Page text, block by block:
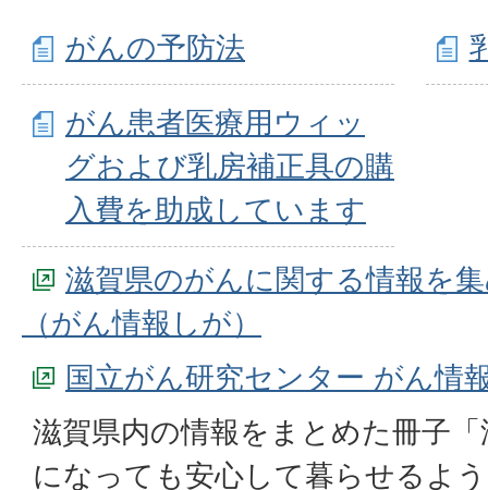
がんの予防法
がん患者医療用ウィッ
グおよび乳房補正具の購
入費を助成しています
滋賀県のがんに関する情報を
（がん情報しが）
国立がん研究センター がん情
滋賀県内の情報をまとめた冊子
になっても安心して暮らせるよ